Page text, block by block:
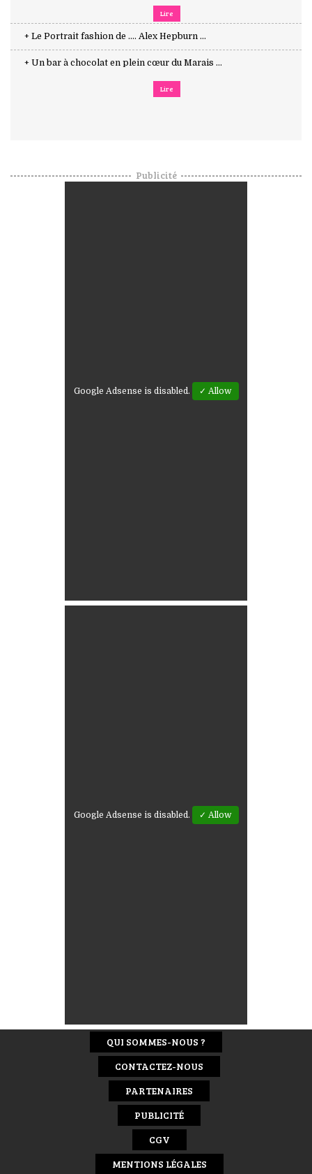
Lire
+ Le Portrait fashion de .... Alex Hepburn ...
+ Un bar à chocolat en plein cœur du Marais ...
Lire
Publicité
Google Adsense is disabled. ✓ Allow
Google Adsense is disabled. ✓ Allow
QUI SOMMES-NOUS ?
CONTACTEZ-NOUS
PARTENAIRES
PUBLICITÉ
CGV
MENTIONS LÉGALES